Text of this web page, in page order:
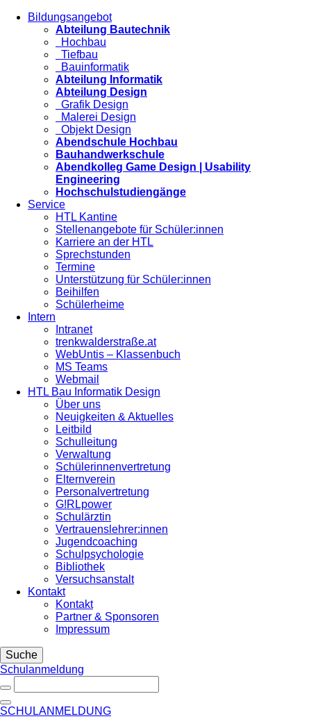
Bildungsangebot
Abteilung Bautechnik
Hochbau
Tiefbau
Bauinformatik
Abteilung Informatik
Abteilung Design
Grafik Design
Malerei Design
Objekt Design
Abendschule Hochbau
Bauhandwerkschule
Abendkolleg Game Design | Usability
Engineering
Hochschulstudiengänge
Service
HTL Kantine
Stellenangebote für Schüler:innen
Karriere an der HTL
Sprechstunden
Termine
Unterstützung für Schüler:innen
Beihilfen
Schülerheime
Intern
Intranet
trenkwalderstraße.at
WebUntis – Klassenbuch
MS Teams
Webmail
HTL Bau Informatik Design
Über uns
Neuigkeiten & Aktuelles
Leitbild
Schulleitung
Verwaltung
Schülerinnenvertretung
Elternverein
Personalvertretung
G!RLpower
Schulärztin
Vertrauenslehrer:innen
Jugendcoaching
Schulpsychologie
Bibliothek
Versuchsanstalt
Kontakt
Kontakt
Partner & Sponsoren
Impressum
Suche
Schulanmeldung
SCHULANMELDUNG